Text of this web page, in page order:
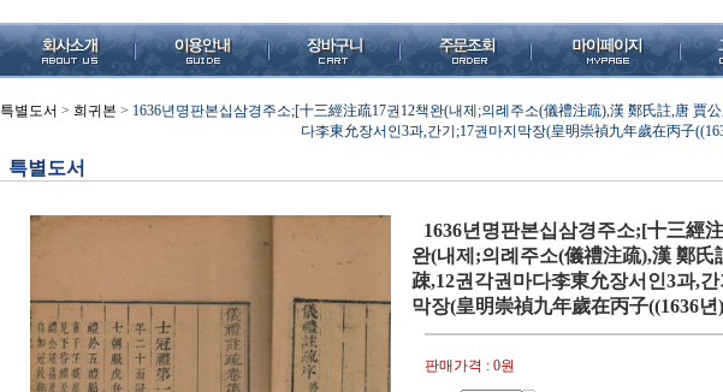
특별도서 > 희귀본 > 1636년명판본십삼경주소;[十三經注疏17권12책완(내제;의례주소(儀禮注疏),漢 鄭氏註,唐 賈
다李東允장서인3과,간기;17권마지막장(皇明崇禎九年歲在丙子
특별도서
1636년명판본십삼경주소;[十三經
완(내제;의례주소(儀禮注疏),漢 鄭氏
疎,12권각권마다李東允장서인3과,간
막장(皇明崇禎九年歲在丙子((1636
판매가격 : 0원